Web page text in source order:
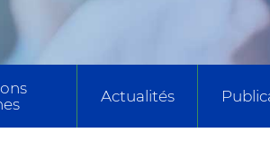
Actualités